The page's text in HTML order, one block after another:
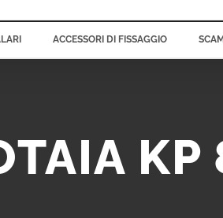
ACCESSORI DI FISSAGGIO
KP